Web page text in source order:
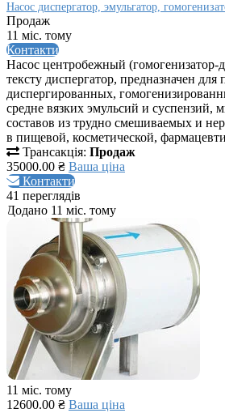
Насос диспергатор, эмульгатор,
Продаж
11 міс. тому
Контакти
Насос центробежный (гомогенизатор-
тексту диспергатор, предназначен
диспергированных,
средне вязких эмульсий и суспензий,
составов из трудно смешиваемых и
в пищевой, косметической,
Трансакція: Продаж
35000.00 ₴ Ваша ціна
Контакти
41 переглядів
Додано 11 міс. тому
11 міс. тому
12600.00 ₴ Ваша ціна